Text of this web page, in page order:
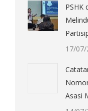
PSHK
17/07/
Asasi